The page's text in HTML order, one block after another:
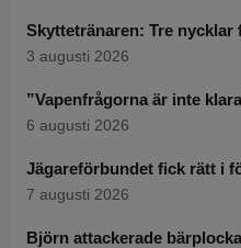
Skyttetränaren: Tre
3 augusti 2026
”Vapenfrågorna är inte
6 augusti 2026
Jägareförbundet fick rätt i
7 augusti 2026
Björn attackerade